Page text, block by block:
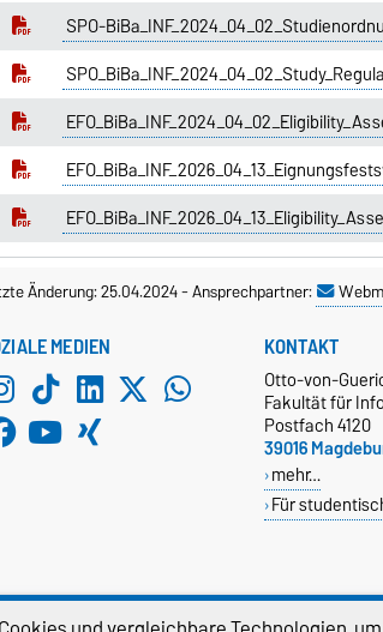
SPO-
Änderung: 25.04.2024-Ansprechpartner:
MEDIEN KONTAKT
Otto-von-
Fakultät für
Postfach 4120
39016
mehr…
Für